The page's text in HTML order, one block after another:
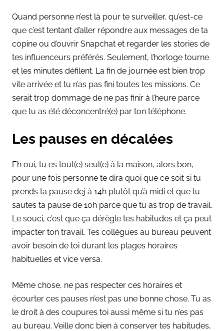
Quand personne n’est là pour te surveiller, qu’est-ce
que c’est tentant d’aller répondre aux messages de ta
copine ou d’ouvrir Snapchat et regarder les stories de
tes influenceurs préférés. Seulement, l’horloge tourne
et les minutes défilent. La fin de journée est bien trop
vite arrivée et tu n’as pas fini toutes tes missions. Ce
serait trop dommage de ne pas finir à l’heure parce
que tu as été déconcentré(e) par ton téléphone.
Les pauses en décalées
Eh oui, tu es tout(e) seul(e) à la maison, alors bon,
pour une fois personne te dira quoi que ce soit si tu
prends ta pause dej à 14h plutôt qu’à midi et que tu
sautes ta pause de 10h parce que tu as trop de travail.
Le souci, c’est que ça dérègle tes habitudes et ça peut
impacter ton travail. Tes collègues au bureau peuvent
avoir besoin de toi durant les plages horaires
habituelles et vice versa.
Même chose, ne pas respecter ces horaires et
écourter ces pauses n’est pas une bonne chose. Tu as
le droit à des coupures toi aussi même si tu n’es pas
au bureau. Veille donc bien à conserver tes habitudes,